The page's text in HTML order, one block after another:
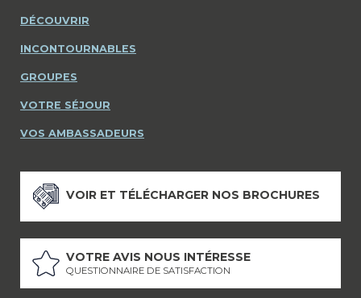
DÉCOUVRIR
INCONTOURNABLES
GROUPES
VOTRE SÉJOUR
VOS AMBASSADEURS
VOIR ET TÉLÉCHARGER NOS BROCHURES
VOTRE AVIS NOUS INTÉRESSE
QUESTIONNAIRE DE SATISFACTION